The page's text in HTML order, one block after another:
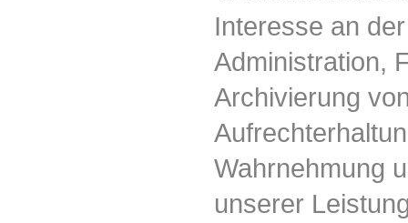
Interesse an
Administration,
Archivierung
Wahrnehmung
unserer